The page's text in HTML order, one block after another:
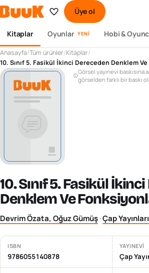
Üye ol
Kitaplar Oyunlar YENI Hobi &
Anasayfa/Tüm ürünler/Kitaplar/
10. Sınıf 5. Fasikül İkinci Dereceden Denklem
Görsel yayınevi baskısına
görselden farklı bir baskı
10. Sınıf 5. Fasikül
Denklem Ve
Devrim Özata, Oğuz Gümüş·Çap Yayınları
ISBN
9786055140878
YAYINEVI
Çap